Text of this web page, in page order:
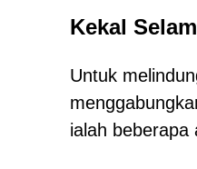
Kekal
Untuk
ialah beberapa